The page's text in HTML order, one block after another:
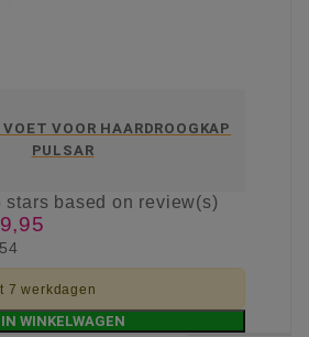
VOOR HAARDROOGKAP
PULSAR
stars based on review(s)
7 werkdagen
IN WINKELWAGEN